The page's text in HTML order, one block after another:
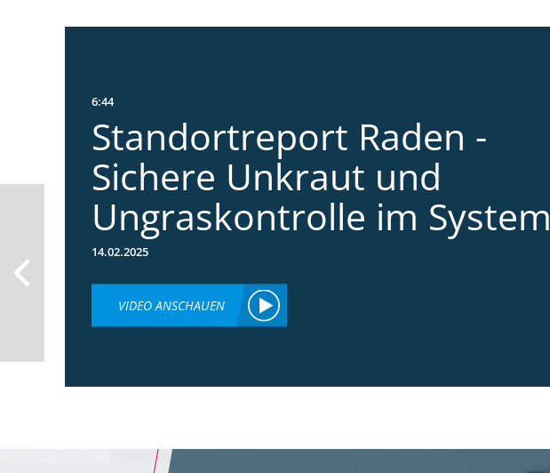
6:44
Standortreport Raden -
Sichere Unkraut und
Ungraskontrolle im System
14.02.2025
VIDEO ANSCHAUEN